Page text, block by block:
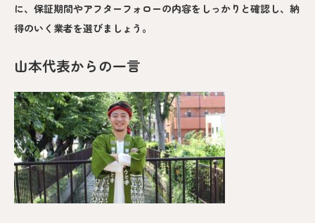
に、保証期間やアフターフォローの内容をしっかりと確認し、納
得のいく業者を選びましょう。
山本代表からの一言